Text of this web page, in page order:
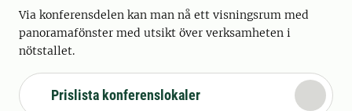
Via konferensdelen kan man nå ett visningsrum med
panoramafönster med utsikt över verksamheten i
nötstallet.
Prislista konferenslokaler